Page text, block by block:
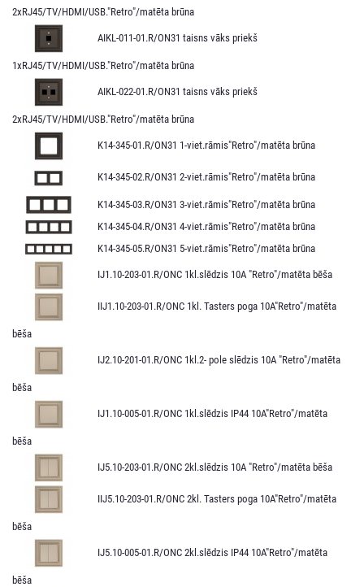
2xRJ45/TV/HDMI/USB."Retro"/matēta brūna
AIKL-011-01.R/ON31 taisns vāks priekš
1xRJ45/TV/HDMI/USB."Retro"/matēta brūna
AIKL-022-01.R/ON31 taisns vāks priekš
2xRJ45/TV/HDMI/USB."Retro"/matēta brūna
K14-345-01.R/ON31 1-viet.rāmis"Retro"/matēta brūna
K14-345-02.R/ON31 2-viet.rāmis"Retro"/matēta brūna
K14-345-03.R/ON31 3-viet.rāmis"Retro"/matēta brūna
K14-345-04.R/ON31 4-viet.rāmis"Retro"/matēta brūna
K14-345-05.R/ON31 5-viet.rāmis"Retro"/matēta brūna
IJ1.10-203-01.R/ONC 1kl.slēdzis 10A "Retro"/matēta bēša
IIJ1.10-203-01.R/ONC 1kl. Tasters poga 10A"Retro"/matēta
bēša
IJ2.10-201-01.R/ONC 1kl.2- pole slēdzis 10A "Retro"/matēta
bēša
IJ1.10-005-01.R/ONС 1kl.slēdzis IP44 10A"Retro"/matēta
bēša
IJ5.10-203-01.R/ONC 2kl.slēdzis 10A "Retro"/matēta bēša
IIJ5.10-203-01.R/ONC 2kl. Tasters poga 10A"Retro"/matēta
bēša
IJ5.10-005-01.R/ONC 2kl.slēdzis IP44 10A"Retro"/matēta
bēša